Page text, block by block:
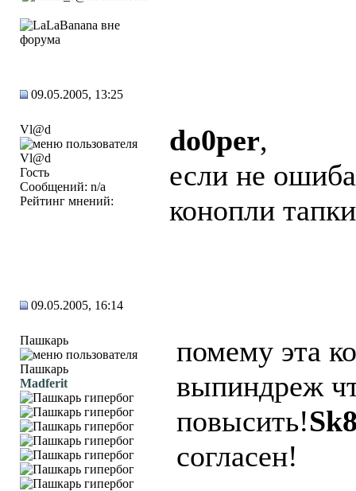
09.05.2005, 13:25
Vl@d
Гость
Сообщений: n/a
Рейтинг мнений:
do0per,
если не
конопли
09.05.2005, 16:14
Пашкарь
Madferit
помему эта
выпиндреж
повысить!
согласен!